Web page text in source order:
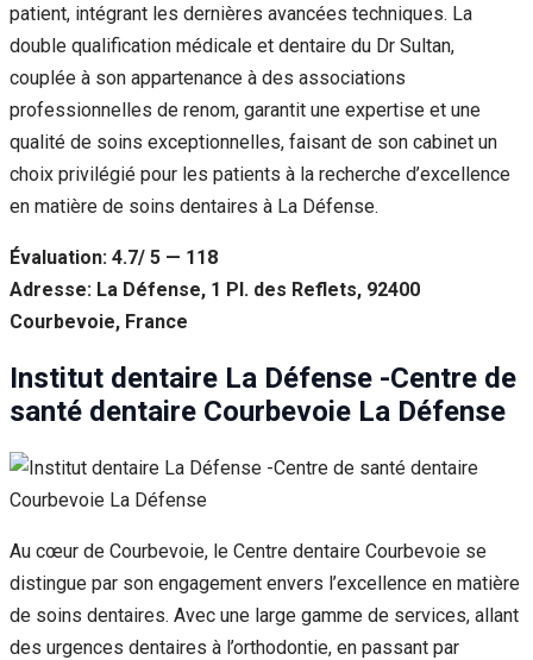
patient, intégrant les dernières avancées techniques. La
double qualification médicale et dentaire du Dr Sultan,
couplée à son appartenance à des associations
professionnelles de renom, garantit une expertise et une
qualité de soins exceptionnelles, faisant de son cabinet un
choix privilégié pour les patients à la recherche d’excellence
en matière de soins dentaires à La Défense.
Évaluation: 4.7/ 5 — 118
Adresse: La Défense, 1 Pl. des Reflets, 92400
Courbevoie, France
Institut dentaire La Défense -Centre de
santé dentaire Courbevoie La Défense
Au cœur de Courbevoie, le Centre dentaire Courbevoie se
distingue par son engagement envers l’excellence en matière
de soins dentaires. Avec une large gamme de services, allant
des urgences dentaires à l’orthodontie, en passant par